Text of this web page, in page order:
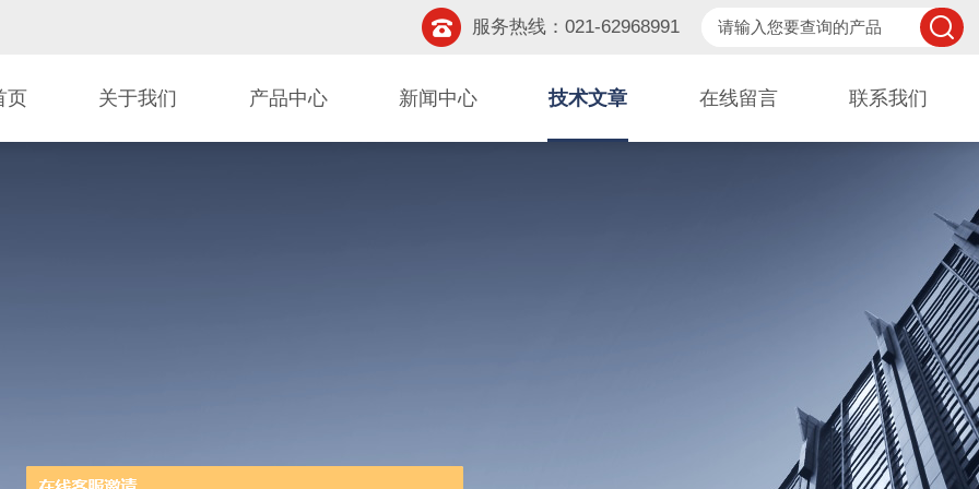
服务热线：021-62968991
页 关于我们 产品中心 新闻中心 技术文章 在线留言 联系我们